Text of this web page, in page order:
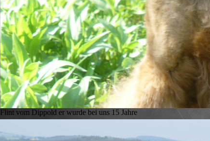
Flint vom Dippold er wurde bei uns 15 Jahre